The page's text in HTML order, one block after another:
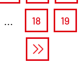
... 18 19